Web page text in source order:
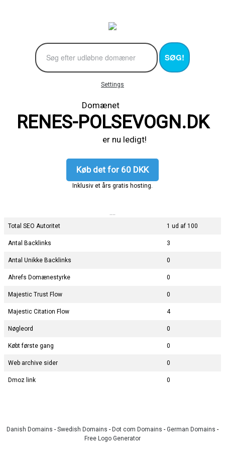
SØG!
Settings
Domænet
RENES-POLSEVOGN.DK
er nu ledigt!
Køb det for 60 DKK
Inklusiv et års gratis hosting.
Total SEO Autoritet
1 ud af 100
Antal Backlinks 3
Antal Unikke Backlinks 0
Ahrefs Domænestyrke 0
Majestic Trust Flow 0
Majestic Citation Flow 4
Nøgleord 0
Købt første gang 0
Web archive sider 0
Dmoz link 0
Danish Domains - Swedish Domains - Dot com Domains - German Domains -
Free Logo Generator